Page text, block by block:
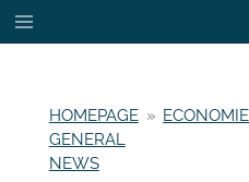
Ga
direct
hoofdinhoud
HOMEPAGE
GENERAL
NEWS
» ECONOMIE